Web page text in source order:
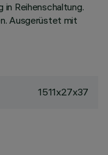
Reihenschaltung.
Ausgerüstet mit
1511x27x37